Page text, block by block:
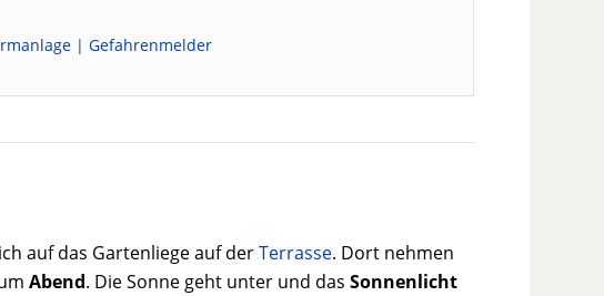
|Gefahrenmelder
auf das Gartenliege auf derTerrasse. Dort nehmen
Abend. Die Sonne geht unter und dasSonnenlicht